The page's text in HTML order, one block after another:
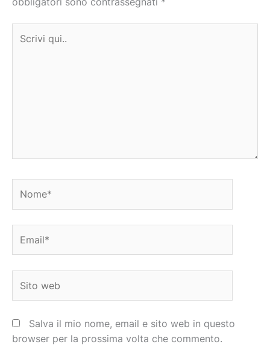
qui..
web
Salva il mio nome, email e sito web in questo
browser per la prossima volta che commento.